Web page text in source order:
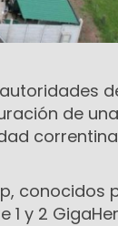
de una
conocidos
1 y 2